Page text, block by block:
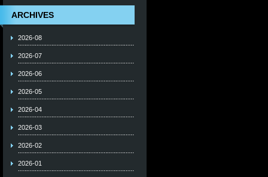
ARCHIVES
2026-08
2026-07
2026-06
2026-05
2026-04
2026-03
2026-02
2026-01